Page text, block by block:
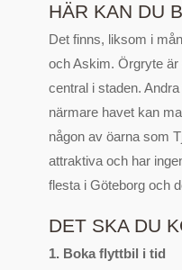
HÄR KAN DU
Det finns, liksom i
och Askim. Örgryte
central i staden.
närmare havet kan
någon av öarna som
attraktiva och har
flesta i Göteborg och
DET SKA DU
1. Boka flyttbil i tid